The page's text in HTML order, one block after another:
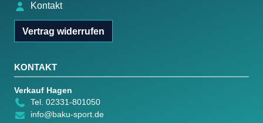
Kontakt
Vertrag widerrufen
KONTAKT
Verkauf Hagen
Tel. 02331-801050
info@baku-sport.de